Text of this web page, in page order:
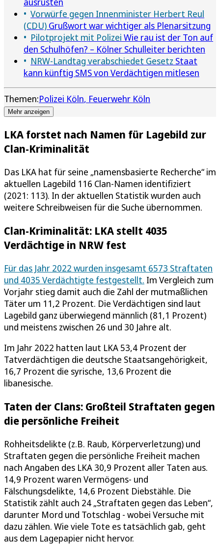
Vorwürfe gegen Innenminister Herbert Reul
(CDU) Grußwort war wichtiger als Plenarsitzung
Pilotprojekt mit Polizei Wie rau ist der Ton auf
den Schulhöfen? – Kölner Schulleiter berichten
NRW-Landtag verabschiedet Gesetz Staat
kann künftig SMS von Verdächtigen mitlesen
Themen:Polizei Köln Feuerwehr Köln
Mehr anzeigen
LKA forstet nach Namen für Lagebild zur
Clan-Kriminalität
Das LKA hat für seine „namensbasierte Recherche“ im
aktuellen Lagebild 116 Clan-Namen identifiziert
(2021: 113). In der aktuellen Statistik wurden auch
weitere Schreibweisen für die Suche übernommen.
Clan-Kriminalität: LKA stellt 4035
Verdächtige in NRW fest
Für das Jahr 2022 wurden insgesamt 6573 Straftaten
und 4035 Verdächtigte festgestellt. Im Vergleich zum
Vorjahr stieg damit auch die Zahl der mutmaßlichen
Täter um 11,2 Prozent. Die Verdächtigen sind laut
Lagebild ganz überwiegend männlich (81,1 Prozent)
und meistens zwischen 26 und 30 Jahre alt.
Im Jahr 2022 hatten laut LKA 53,4 Prozent der
Tatverdächtigen die deutsche Staatsangehörigkeit,
16,7 Prozent die syrische, 13,6 Prozent die
libanesische.
Taten der Clans: Großteil Straftaten gegen
die persönliche Freiheit
Rohheitsdelikte (z.B. Raub, Körperverletzung) und
Straftaten gegen die persönliche Freiheit machen
nach Angaben des LKA 30,9 Prozent aller Taten aus.
14,9 Prozent waren Vermögens- und
Fälschungsdelikte, 14,6 Prozent Diebstähle. Die
Statistik zählt auch 24 „Straftaten gegen das Leben“,
darunter Mord und Totschlag - wobei Versuche mit
dazu zählen. Wie viele Tote es tatsächlich gab, geht
aus dem Lagepapier nicht hervor.